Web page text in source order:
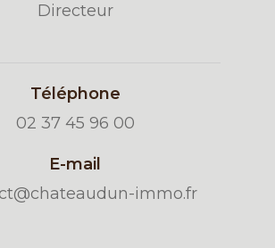
Directeur
Téléphone
02 37 45 96 00
E-mail
immo.fr